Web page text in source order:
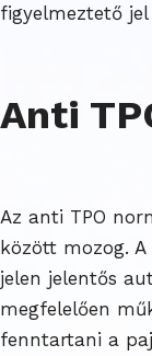
figyelmeztető jel
Anti
Az anti TPO
között mozog.
jelen jelentős
megfelelően
fenntartani a